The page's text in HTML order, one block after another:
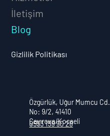
İletişim
Blog
Gizlilik Politikası
Özgürlük, Uğur Mumcu Cd.
No: 9/2, 41410
Çayırova/Kocaeli
0553 159 90 28